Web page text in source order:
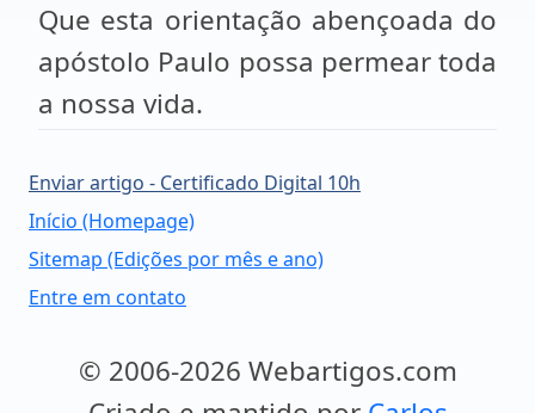
Que esta orientação abençoada do
apóstolo Paulo possa permear toda
a nossa vida.
Enviar artigo - Certificado Digital 10h
Início (Homepage)
Sitemap (Edições por mês e ano)
Entre em contato
© 2006-2026 Webartigos.com